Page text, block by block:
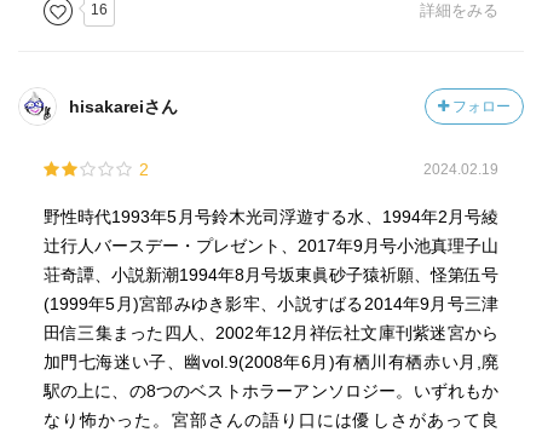
16 詳細をみる
hisakareiさん フォロー
2 2024.02.19
野性時代1993年5月号鈴木光司浮遊する水、1994年2月号綾
辻行人バースデー・プレゼント、2017年9月号小池真理子山
荘奇譚、小説新潮1994年8月号坂東眞砂子猿祈願、怪第伍号
(1999年5月)宮部みゆき影牢、小説すばる2014年9月号三津
田信三集まった四人、2002年12月祥伝社文庫刊紫迷宮から
加門七海迷い子、幽vol.9(2008年6月)有栖川有栖赤い月,廃
駅の上に、の8つのベストホラーアンソロジー。いずれもか
なり怖かった。宮部さんの語り口には優しさがあって良